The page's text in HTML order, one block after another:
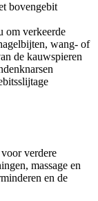
bovengebit
om verkeerde
wang- of
de kauwspieren
verdere
massage en
en de